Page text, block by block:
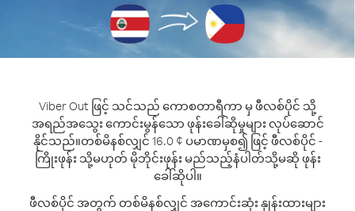
Viber Out ဖြင့် သင်သည် ကောစတာရီကာ မှ ဖီလစ်ပိုင် သို့
အရည်အသွေး ကောင်းမွန်သော ဖုန်းခေါ်ဆိုမှုများ လုပ်ဆောင်
နိုင်သည်။တစ်မိနစ်လျှင် 16.0 ¢ ပမာဏမှစ၍ ဖြင့် ဖီလစ်ပိုင် -
ကြိုးဖုန်း သို့မဟုတ် မိုဘိုင်းဖုန်း မည်သည့်နံပါတ်သို့မဆို ဖုန်း
ခေါ်ဆိုပါ။
ဖီလစ်ပိုင် အတွက် တစ်မိနစ်လျှင် အကောင်းဆုံး နှုန်းထားများ